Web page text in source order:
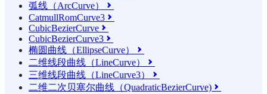
弧线（ArcCurve） 
CatmullRomCurve3 
CubicBezierCurve 
CubicBezierCurve3 
椭圆曲线（EllipseCurve） 
二维线段曲线（LineCurve） 
三维线段曲线（LineCurve3） 
二维二次贝塞尔曲线（QuadraticBezierCurve) 